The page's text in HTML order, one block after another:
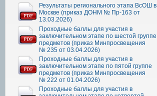
Результаты регионального этапа ВсОШ в
Москве (приказ ДОНМ № Пр-163 от
13.03.2026)
Проходные баллы для участия в
заключительном этапе по шестой группе
предметов (приказ Минпросвещения
№ 235 от 03.04.2026)
Проходные баллы для участия в
заключительном этапе по пятой группе
предметов (приказ Минпросвещения
№ 222 от 01.04.2026)
Проходные баллы для участия в